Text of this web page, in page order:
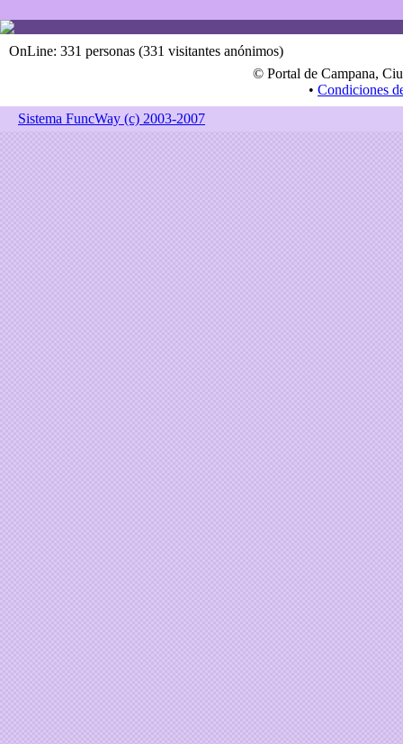
OnLine: 331 personas (331 visitantes anónimos)
© Portal de Campana,
• Condiciones
Sistema FuncWay (c) 2003-2007